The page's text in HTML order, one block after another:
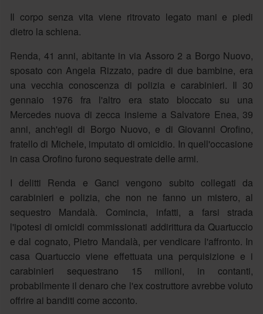
Il corpo senza vita viene ritrovato legato mani e piedi
dietro la schiena.
Renda, 41 anni, abitante in via Assoro 2 a Borgo Nuovo,
sposato con Angela Rizzato, padre di due bambine, era
una vecchia conoscenza di polizia e carabinieri. Il 30
gennaio 1976 fra l'altro era stato bloccato su una
Mercedes nuova di zecca insieme a Salvatore Enea, 39
anni, anch'egli di Borgo Nuovo, e di Giovanni Orofino,
fratello di Michele, imputato di omicidio. In quell'occasione
in casa Orofino furono sequestrate delle armi.
I delitti Renda e Ganci vengono subito collegati da
carabinieri e polizia, che non ne fanno un mistero, al
sequestro Mandalà. Comincia, infatti, a farsi strada
l'ipotesi di omicidi commissionati addirittura da Quartuccio
e dal cognato, Pietro Mandalà, per vendicare l'affronto. In
casa Quartuccio viene effettuata una perquisizione e i
carabinieri sequestrano 15 milioni, in contanti,
probabilmente il denaro che l'ex costruttore avrebbe voluto
offrire ai banditi come acconto.